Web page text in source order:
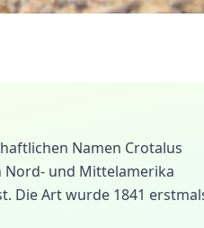
Namen Crotalus
Nord- und Mittelamerika
Die Art wurde 1841